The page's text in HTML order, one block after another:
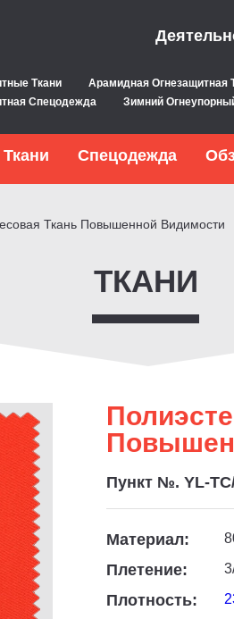
Ткани Арамидная Огнезащитная
Спецодежда
Зимний
Ткани Спецодежда
Ткань Повышенной Видимости
ТКАНИ
Пункт №. YL-
Материал:
Плетение:
Плотность: